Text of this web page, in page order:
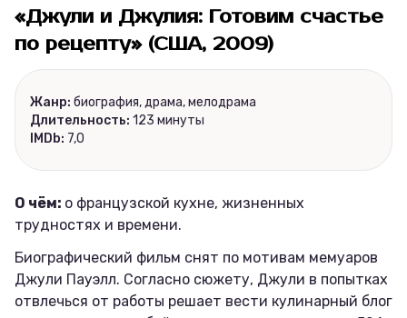
«Джули и Джулия: Готовим счастье
по рецепту» (США, 2009)
Жанр: биография, драма, мелодрама
Длительность: 123 минуты
IMDb: 7,0
О чём: о французской кухне, жизненных
трудностях и времени.
Биографический фильм снят по мотивам мемуаров
Джули Пауэлл. Согласно сюжету, Джули в попытках
отвлечься от работы решает вести кулинарный блог